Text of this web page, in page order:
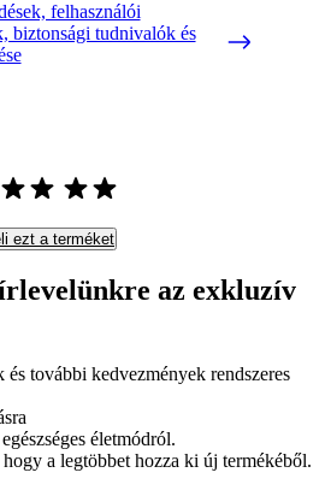
felhasználói
biztonsági tudnivalók és
ezt a terméket
az exkluzív
további kedvezmények rendszeres
életmódról.
a legtöbbet hozza ki új termékéből.